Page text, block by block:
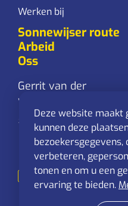
Deze website maakt
kunnen deze
verbeteren,
tonen en om u een
ervaring te bieden.
Werken bij
Sonnewijser route
Arbeid
Oss
Gerrit van der
Veenstraat 24
5348 RD Oss
0412-625 544
Stuur een
mail